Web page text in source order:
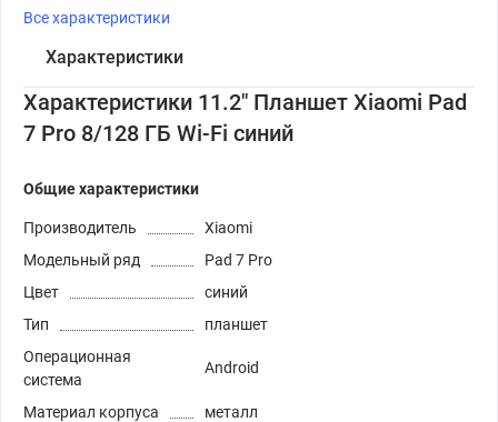
Все характеристики
Характеристики
Характеристики 11.2" Планшет Xiaomi Pad
7 Pro 8/128 ГБ Wi-Fi синий
Общие характеристики
Производитель
Xiaomi
Модельный ряд
Pad 7 Pro
Цвет
синий
Тип
планшет
Операционная
система
Android
Материал корпуса
металл